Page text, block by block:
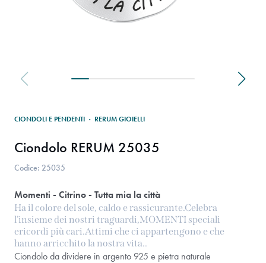
CIONDOLI E PENDENTI · RERUM GIOIELLI
Ciondolo RERUM 25035
Codice: 25035
Momenti - Citrino - Tutta mia la città
Ha il colore del sole, caldo e rassicurante.Celebra
l’insieme dei nostri traguardi,MOMENTI speciali
ericordi più cari.Attimi che ci appartengono e che
hanno arricchito la nostra vita..
Ciondolo da dividere in argento 925 e pietra naturale